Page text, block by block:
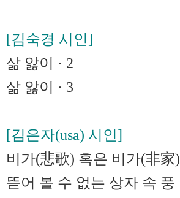
[김숙경 시인]
삶 앓이 · 2
삶 앓이 · 3
[김은자(usa) 시인]
비가(悲歌) 혹은 비가(非家)
뜯어 볼 수 없는 상자 속 풍